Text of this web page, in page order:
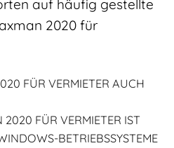
auf häufig gestellte
2020 für
FÜR VERMIETER AUCH
2020 FÜR VERMIETER IST
BETRIEBSSYSTEME V